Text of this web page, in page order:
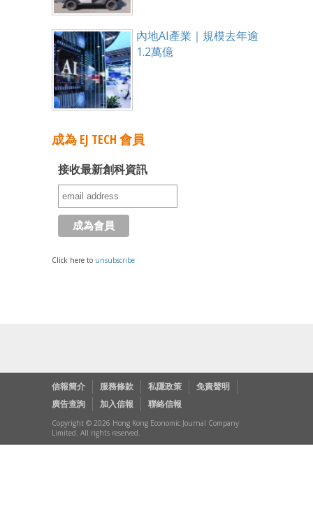
內地AI產業｜規模去年逾
1.2萬億
成為 EJ TECH 會員
接收最新創科資訊
Click here to unsubscribe
信報簡介 服務條款 私隱政策
免責聲明
廣告查詢
加入信報 聯絡信報
Copyright © 2026 Hong Kong Economic Journal Company
Limited. All rights reserved.